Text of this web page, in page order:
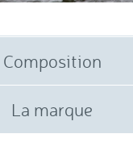
Composition
La marque